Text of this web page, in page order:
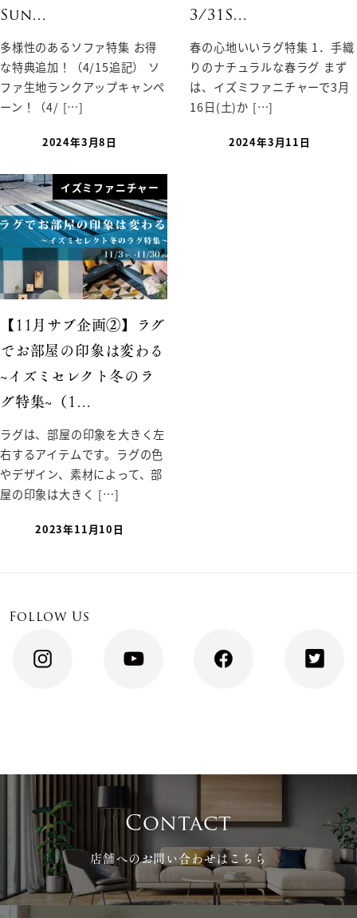
Sun…
多様性のあるソファ特集 お得
な特典追加！（4/15追記） ソ
ファ生地ランクアップキャンペ
ーン！（4/ […]
2024年3月8日
3/31S…
春の心地いいラグ特集 1．手織
りのナチュラルな春ラグ まず
は、イズミファニチャーで3月
16日(土)か […]
2024年3月11日
イズミファニチャー
【11月サブ企画②】ラグ
でお部屋の印象は変わる
~イズミセレクト冬のラ
グ特集~（1…
ラグは、部屋の印象を大きく左
右するアイテムです。ラグの色
やデザイン、素材によって、部
屋の印象は大きく […]
2023年11月10日
Follow Us
Contact
店舗へのお問い合わせはこちら